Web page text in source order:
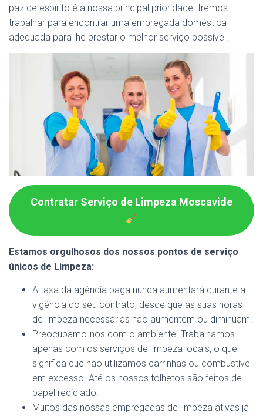
paz de espírito é a nossa principal prioridade. Iremos
trabalhar para encontrar uma empregada doméstica
adequada para lhe prestar o melhor serviço possível.
Contratar Serviço de Limpeza Moscavide
Estamos orgulhosos dos nossos pontos de serviço
únicos de Limpeza:
A taxa da agência paga nunca aumentará durante a
vigência do seu contrato, desde que as suas horas
de limpeza necessárias não aumentem ou diminuam.
Preocupamo-nos com o ambiente. Trabalhamos
apenas com os serviços de limpeza locais, o que
significa que não utilizamos carrinhas ou combustível
em excesso. Até os nossos folhetos são feitos de
papel reciclado!
Muitos das nossas empregadas de limpeza ativas já